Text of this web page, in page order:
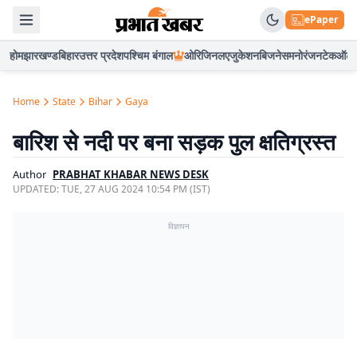
ePaper
होमझारखण्डबिहारउत्तर प्रदेशपश्चिम बंगाल ओरिजिनलएजुकेशनबिजनेसमनोरंजनटेकऑटो
Home State Bihar Gaya
बारिश से नदी पर बना सड़क पुल क्षतिग्रस्त
Author PRABHAT KHABAR NEWS DESK
UPDATED:TUE, 27 AUG 2024 10:54 PM (IST)
विज्ञापन